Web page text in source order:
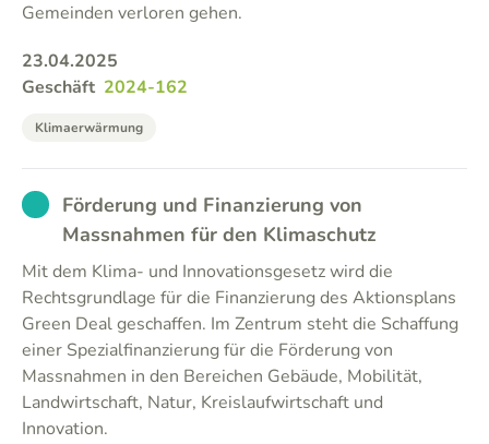
Gemeinden verloren gehen.
23.04.2025
Geschäft 2024-162
Klimaerwärmung
EXCUSED
Förderung und Finanzierung von
Massnahmen für den Klimaschutz
Mit dem Klima- und Innovationsgesetz wird die
Rechtsgrundlage für die Finanzierung des Aktionsplans
Green Deal geschaffen. Im Zentrum steht die Schaffung
einer Spezialfinanzierung für die Förderung von
Massnahmen in den Bereichen Gebäude, Mobilität,
Landwirtschaft, Natur, Kreislaufwirtschaft und
Innovation.